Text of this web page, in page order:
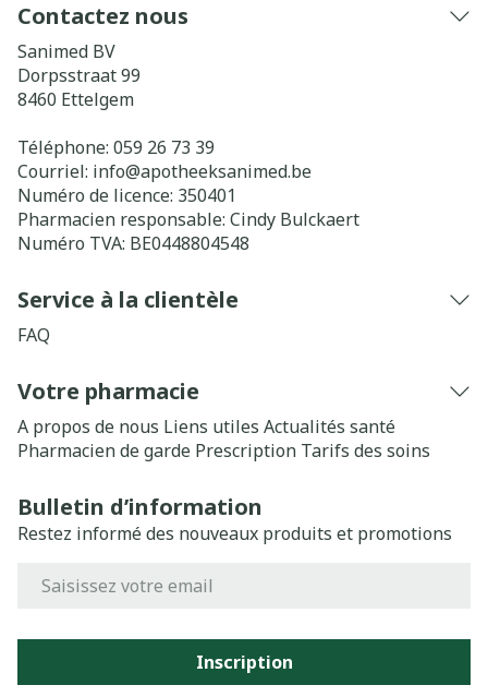
Contactez nous
Sanimed BV
Dorpsstraat 99
8460 Ettelgem
Téléphone: 059 26 73 39
Courriel: info@apotheeksanimed.be
Numéro de licence: 350401
Pharmacien responsable: Cindy Bulckaert
Numéro TVA: BE0448804548
Service à la clientèle
FAQ
Votre pharmacie
A propos de nous Liens utiles Actualités santé
Pharmacien de garde Prescription Tarifs des soins
Bulletin d’information
Restez informé des nouveaux produits et promotions
Inscription